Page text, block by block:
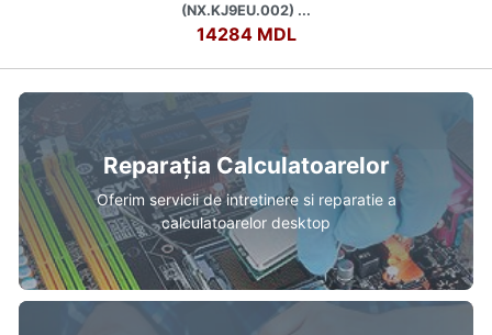
(NX.KJ9EU.002) ...
14284 MDL
Reparația Calculatoarelor
Oferim servicii de intretinere si reparatie a
calculatoarelor desktop